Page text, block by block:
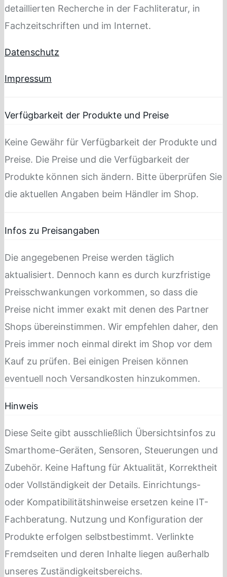
detaillierten Recherche in der Fachliteratur, in
Fachzeitschriften und im Internet.
Datenschutz
Impressum
Verfügbarkeit der Produkte und Preise
Keine Gewähr für Verfügbarkeit der Produkte und
Preise. Die Preise und die Verfügbarkeit der
Produkte können sich ändern. Bitte überprüfen Sie
die aktuellen Angaben beim Händler im Shop.
Infos zu Preisangaben
Die angegebenen Preise werden täglich
aktualisiert. Dennoch kann es durch kurzfristige
Preisschwankungen vorkommen, so dass die
Preise nicht immer exakt mit denen des Partner
Shops übereinstimmen. Wir empfehlen daher, den
Preis immer noch einmal direkt im Shop vor dem
Kauf zu prüfen. Bei einigen Preisen können
eventuell noch Versandkosten hinzukommen.
Hinweis
Diese Seite gibt ausschließlich Übersichtsinfos zu
Smarthome-Geräten, Sensoren, Steuerungen und
Zubehör. Keine Haftung für Aktualität, Korrektheit
oder Vollständigkeit der Details. Einrichtungs-
oder Kompatibilitätshinweise ersetzen keine IT-
Fachberatung. Nutzung und Konfiguration der
Produkte erfolgen selbstbestimmt. Verlinkte
Fremdseiten und deren Inhalte liegen außerhalb
unseres Zuständigkeitsbereichs.